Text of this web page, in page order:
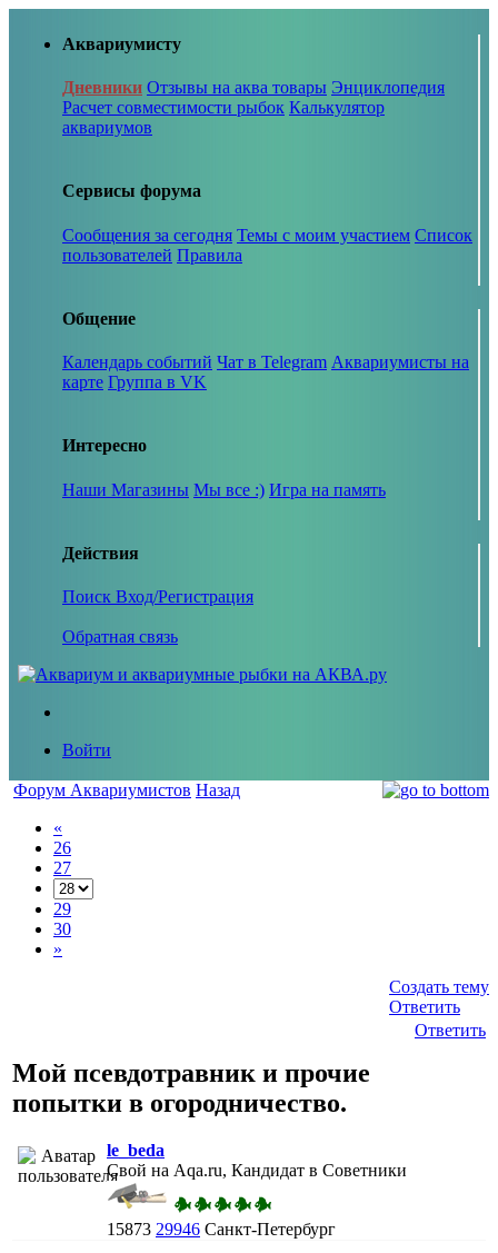
Аквариумисту
Дневники Отзывы на аква товары Энциклопедия
Расчет совместимости рыбок Калькулятор
аквариумов
Сервисы форума
Сообщения за сегодня Темы с моим участием Список
пользователей Правила
Общение
Календарь событий Чат в Telegram Аквариумисты на
карте Группа в VK
Интересно
Наши Магазины Мы все :) Игра на память
Действия
Поиск Вход/Регистрация
Обратная связь
Войти
Форум Аквариумистов Назад
«
26
27
29
30
»
Создать тему
Ответить
Ответить
Мой псевдотравник и прочие
попытки в огородничество.
le_beda
Свой на Aqa.ru, Кандидат в Советники
15873 29946 Санкт-Петербург